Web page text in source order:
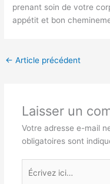
prenant soin de votre
appétit et bon
← Article précédent
Laisser un
Votre adresse e-mail
obligatoires sont
Écrivez
ici…